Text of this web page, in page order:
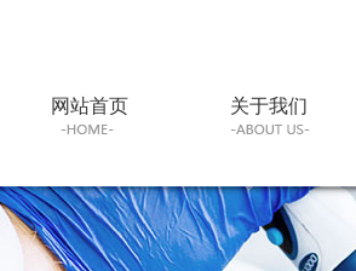
网站首页 关于我们